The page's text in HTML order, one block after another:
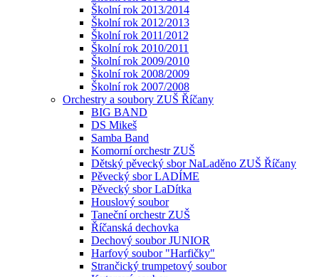
Školní rok 2013/2014
Školní rok 2012/2013
Školní rok 2011/2012
Školní rok 2010/2011
Školní rok 2009/2010
Školní rok 2008/2009
Školní rok 2007/2008
Orchestry a soubory ZUŠ Říčany
BIG BAND
DS Mikeš
Samba Band
Komorní orchestr ZUŠ
Dětský pěvecký sbor NaLaděno ZUŠ Říčany
Pěvecký sbor LADÍME
Pěvecký sbor LaDítka
Houslový soubor
Taneční orchestr ZUŠ
Říčanská dechovka
Dechový soubor JUNIOR
Harfový soubor "Harfičky"
Strančický trumpetový soubor